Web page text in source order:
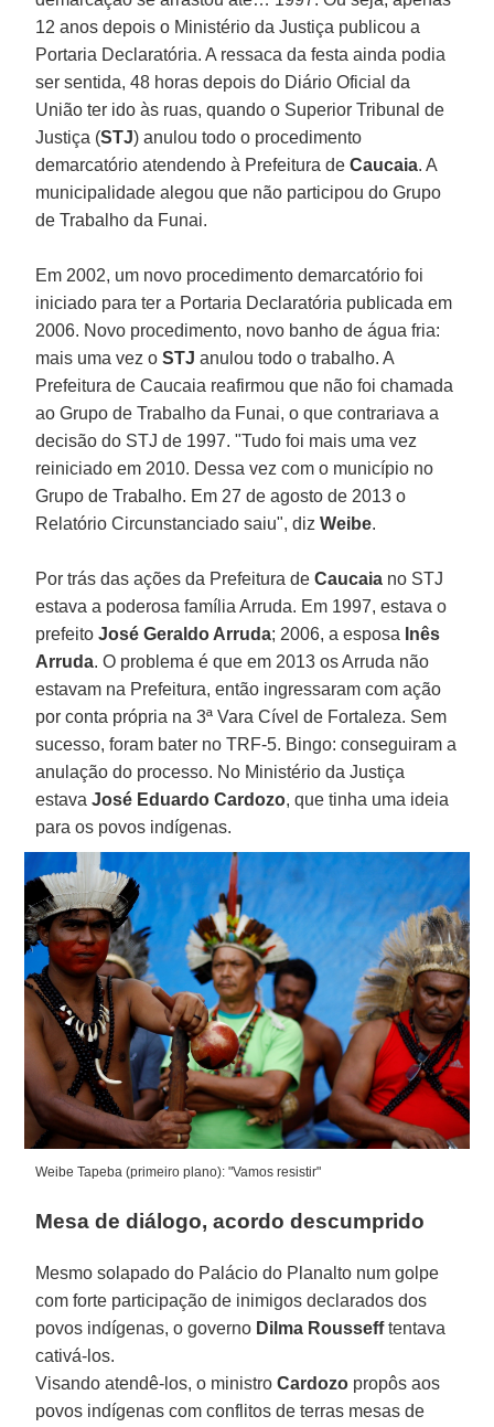
12 anos depois o Ministério da Justiça publicou a
Portaria Declaratória. A ressaca da festa ainda podia
ser sentida, 48 horas depois do Diário Oficial da
União ter ido às ruas, quando o Superior Tribunal de
Justiça (STJ) anulou todo o procedimento
demarcatório atendendo à Prefeitura deCaucaia. A
municipalidade alegou que não participou do Grupo
de Trabalho da Funai.
Em 2002, um novo procedimento demarcatório foi
iniciado para ter a Portaria Declaratória publicada em
2006. Novo procedimento, novo banho de água fria:
mais uma vez oSTJ anulou todo o trabalho. A
Prefeitura de Caucaia reafirmou que não foi chamada
ao Grupo de Trabalho da Funai, o que contrariava a
decisão do STJ de 1997. "Tudo foi mais uma vez
reiniciado em 2010. Dessa vez com o município no
Grupo de Trabalho. Em 27 de agosto de 2013 o
Relatório Circunstanciado saiu", dizWeibe.
Por trás das ações da Prefeitura deCaucaia no STJ
estava a poderosa família Arruda. Em 1997, estava o
prefeitoJosé Geraldo Arruda; 2006, a esposa Inês
Arruda. O problema é que em 2013 os Arruda não
estavam na Prefeitura, então ingressaram com ação
por conta própria na 3ª Vara Cível de Fortaleza. Sem
sucesso, foram bater no TRF-5. Bingo: conseguiram a
anulação do processo. No Ministério da Justiça
estavaJosé Eduardo Cardozo, que tinha uma ideia
para os povos indígenas.
Weibe Tapeba (primeiro plano): "Vamos resistir"
Mesa de diálogo, acordo descumprido
Mesmo solapado do Palácio do Planalto num golpe
com forte participação de inimigos declarados dos
povos indígenas, o governo Dilma Roussefftentava
cativá-los.
Visando atendê-los, o ministroCardozo propôs aos
povos indígenas com conflitos de terras mesas de